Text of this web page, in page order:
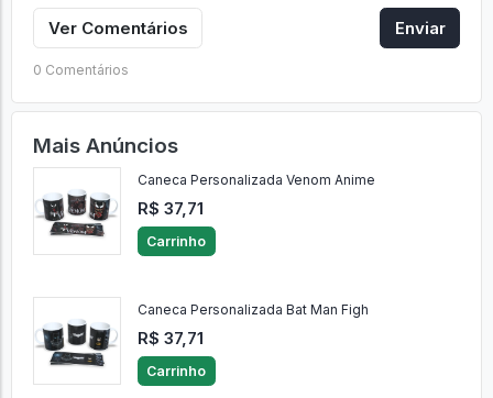
Ver Comentários Enviar
0 Comentários
Mais Anúncios
Caneca Personalizada Venom Anime
R$ 37,71
Carrinho
Caneca Personalizada Bat Man Figh
R$ 37,71
Carrinho